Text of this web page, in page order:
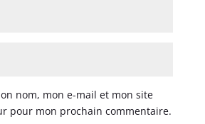
nom, mon e-mail et mon site
pour mon prochain commentaire.